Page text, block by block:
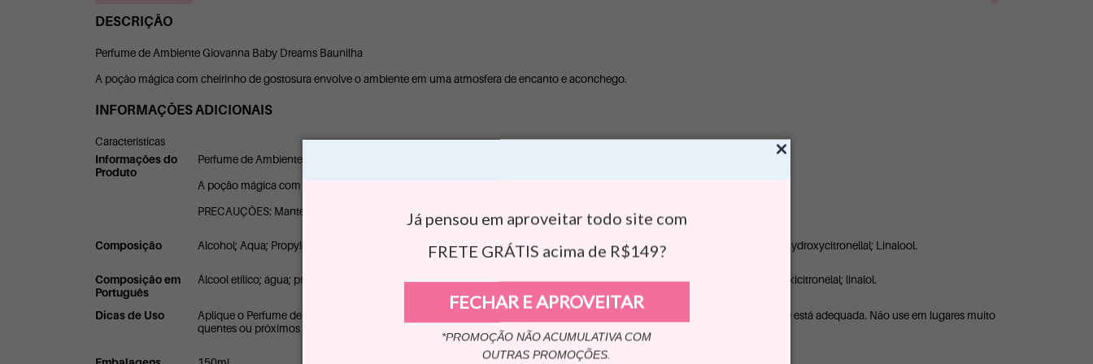
Já pensou em aproveitar todo site com
FRETE GRÁTIS acima de R$149?
FECHAR E APROVEITAR
*PROMOÇÃO NÃO ACUMULATIVA COM
OUTRAS PROMOÇÕES.
DESCRIÇÃO
Perfume de Ambiente Giovanna Baby Dreams Baunilha
A poção mágica com cheirinho de gostosura envolve o ambiente em uma atmosfera de encanto e aconchego.
INFORMAÇÕES ADICIONAIS
Características
Informações do
Produto
Perfume de Ambiente Giovanna Baby Dreams Baunilha
A poção mágica com cheirinho de gostosura envolve o ambiente em uma atmosfera de encanto e aconchego.
PRECAUÇÕES: Mantenha fora do alcance das crianças.
Composição Alcohol; Aqua; Propylene Glycol; Tris(Tetramethylhydroxypiperidinol) Citrate; Parfum; Alpha-Isomethyl Ionone; Coumarin; Hydroxycitronellal; Linalool.
Composição em
Português
Álcool etílico; água; propilenoglicol; citrato de tris (tetrametilidroxipiperidinol); perfume; alfa-isometil ionona; cumarina; hidroxicitronelal; linalol.
Dicas de Uso
Aplique o Perfume de Ambiente diretamente no ar, na quantidade desejada. Espere alguns minutos e avalie se a intensidade está adequada. Não use em lugares muito
quentes ou próximos a chamas. Produto facilmente inflamável.